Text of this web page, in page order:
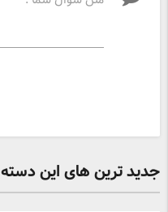
جدید ترین های این دسته